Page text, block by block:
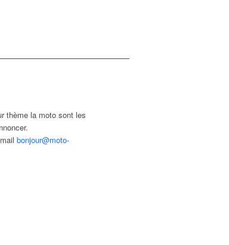
thème la moto sont les
bonjour@moto-